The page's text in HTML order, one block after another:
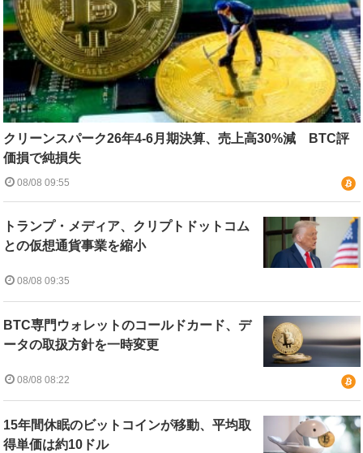
クリーンスパーク26年4-6月期決算、売上高30%減 BTC評
価損で純損失
08/08 09:55
トランプ・メディア、クリプトドットコム
との仮想通貨事業を縮小
08/08 09:35
BTC専門ウォレットのコールドカード、デ
ータの取扱方針を一時変更
08/08 08:22
15年間休眠のビットコインが移動、平均取
得単価は約10ドル